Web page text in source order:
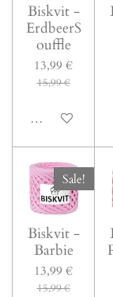
Biskvit -
ErdbeerS
ouffle
13,99 €
15,99 €
In den
Sale!
Biskvit -
Barbie
13,99 €
15,99 €